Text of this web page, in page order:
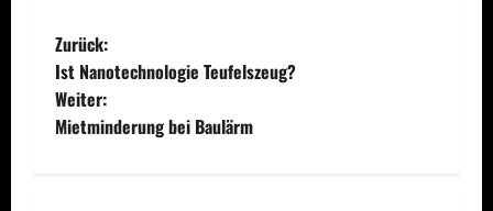
B
e
i
Zurück:
Ist Nanotechnologie Teufelszeug?
Weiter:
Mietminderung bei Baulärm